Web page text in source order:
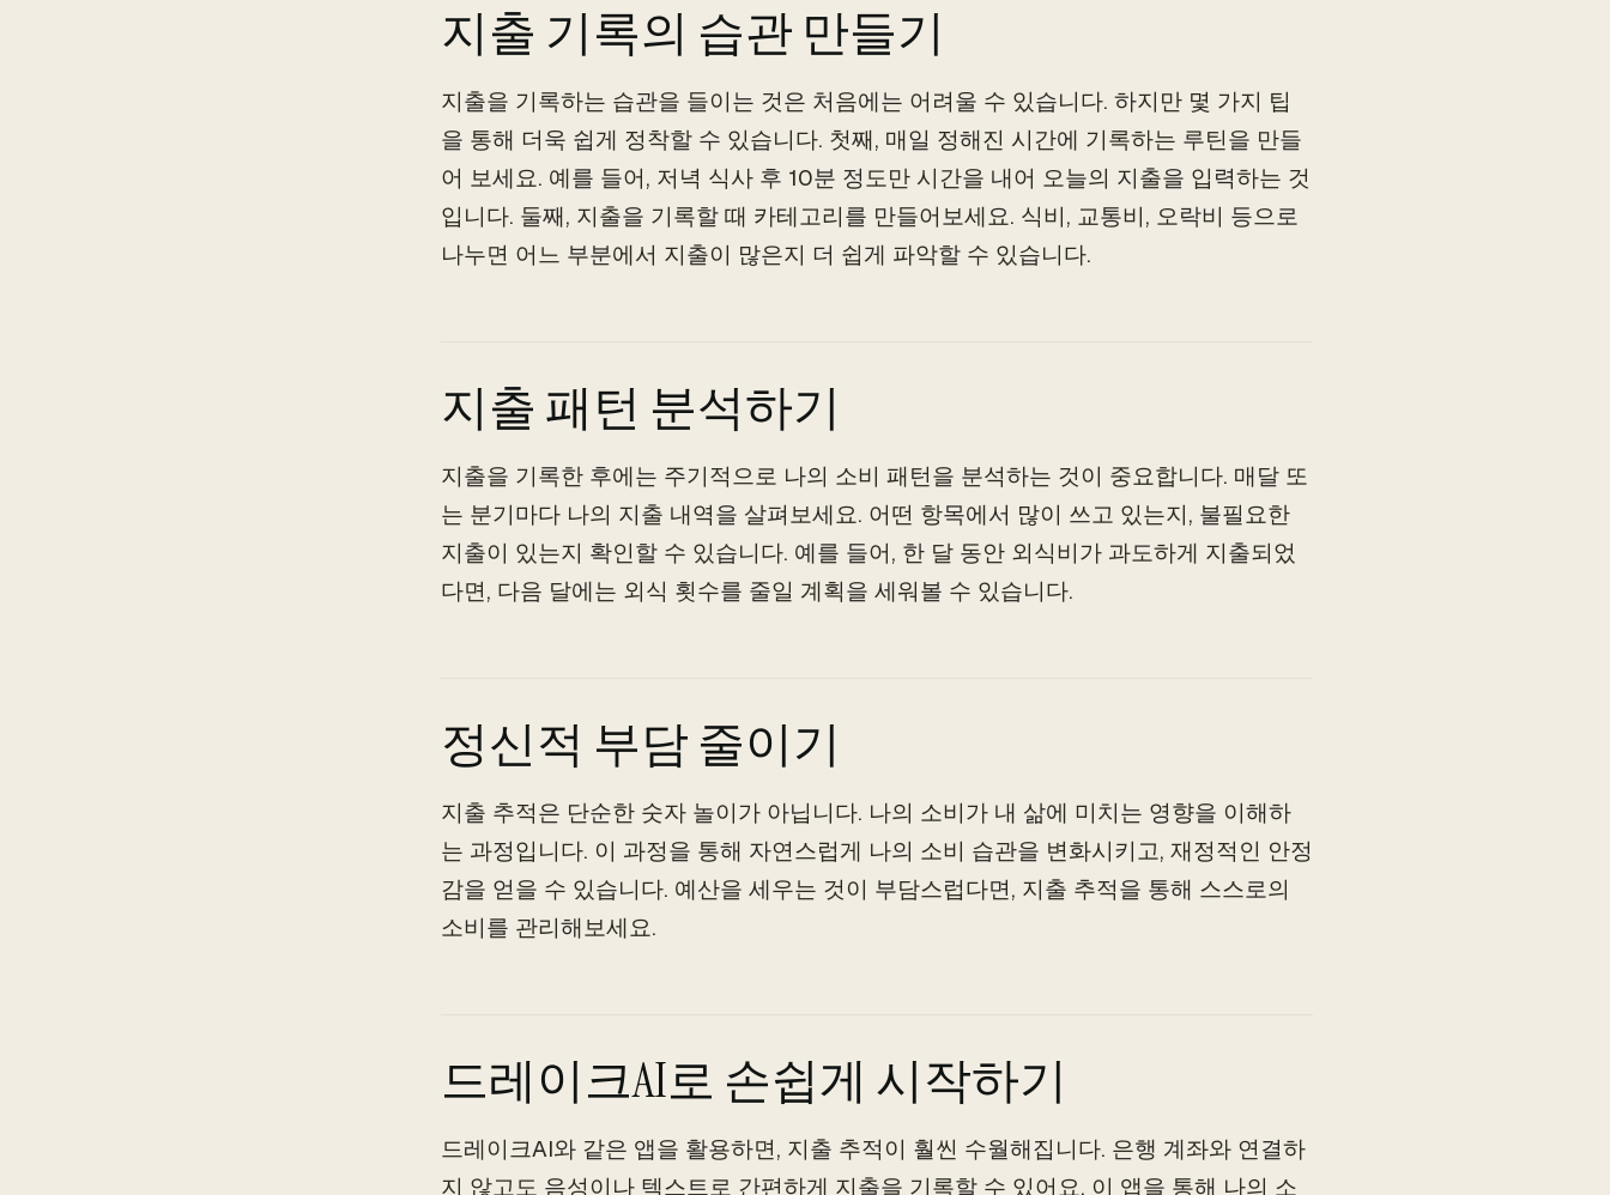
지출 기록의 습관 만들기
지출을 기록하는 습관을 들이는 것은 처음에는 어려울 수 있습니다. 하지만 몇 가지 팁
을 통해 더욱 쉽게 정착할 수 있습니다. 첫째, 매일 정해진 시간에 기록하는 루틴을 만들
어 보세요. 예를 들어, 저녁 식사 후 10분 정도만 시간을 내어 오늘의 지출을 입력하는 것
입니다. 둘째, 지출을 기록할 때 카테고리를 만들어보세요. 식비, 교통비, 오락비 등으로
나누면 어느 부분에서 지출이 많은지 더 쉽게 파악할 수 있습니다.
지출 패턴 분석하기
지출을 기록한 후에는 주기적으로 나의 소비 패턴을 분석하는 것이 중요합니다. 매달 또
는 분기마다 나의 지출 내역을 살펴보세요. 어떤 항목에서 많이 쓰고 있는지, 불필요한
지출이 있는지 확인할 수 있습니다. 예를 들어, 한 달 동안 외식비가 과도하게 지출되었
다면, 다음 달에는 외식 횟수를 줄일 계획을 세워볼 수 있습니다.
정신적 부담 줄이기
지출 추적은 단순한 숫자 놀이가 아닙니다. 나의 소비가 내 삶에 미치는 영향을 이해하
는 과정입니다. 이 과정을 통해 자연스럽게 나의 소비 습관을 변화시키고, 재정적인 안정
감을 얻을 수 있습니다. 예산을 세우는 것이 부담스럽다면, 지출 추적을 통해 스스로의
소비를 관리해보세요.
드레이크AI로 손쉽게 시작하기
드레이크AI와 같은 앱을 활용하면, 지출 추적이 훨씬 수월해집니다. 은행 계좌와 연결하
지 않고도 음성이나 텍스트로 간편하게 지출을 기록할 수 있어요. 이 앱을 통해 나의 소